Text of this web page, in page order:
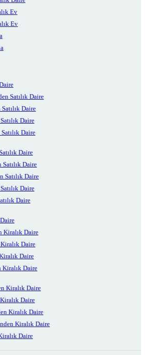
Ev
Ev
Satılık Daire
Daire
Daire
Daire
Daire
Daire
Satılık Daire
Daire
Daire
Kiralık Daire
Daire
Daire
Kiralık Daire
Kiralık Daire
Daire
Kiralık Daire
Kiralık Daire
Daire